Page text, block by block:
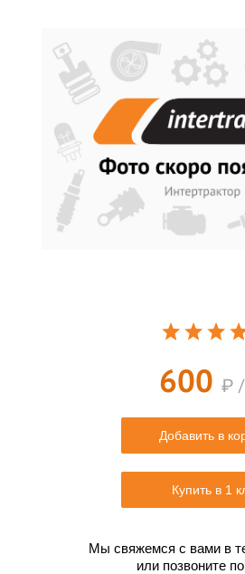
600 ₽
Добавить в
Купить в 1
Мы свяжемся с вами в
или позвоните